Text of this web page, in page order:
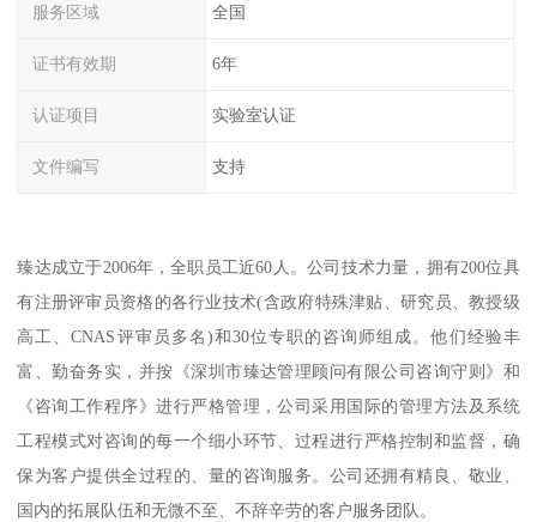
服务区域 全国
证书有效期 6年
认证项目 实验室认证
文件编写 支持
臻达成立于2006年，全职员工近60人。公司技术力量，拥有200位具
有注册评审员资格的各行业技术(含政府特殊津贴、研究员、教授级
高工、CNAS评审员多名)和30位专职的咨询师组成。他们经验丰
富、勤奋务实，并按《深圳市臻达管理顾问有限公司咨询守则》和
《咨询工作程序》进行严格管理，公司采用国际的管理方法及系统
工程模式对咨询的每一个细小环节、过程进行严格控制和监督，确
保为客户提供全过程的、量的咨询服务。公司还拥有精良、敬业、
国内的拓展队伍和无微不至、不辞辛劳的客户服务团队。